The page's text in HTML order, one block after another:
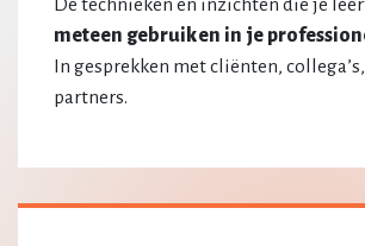
De technieken en inzichten die je
meteen gebruiken in je
In gesprekken met cliënten,
partners.